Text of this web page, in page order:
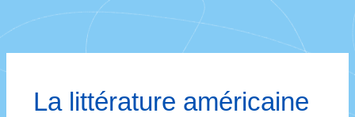
La littérature américaine